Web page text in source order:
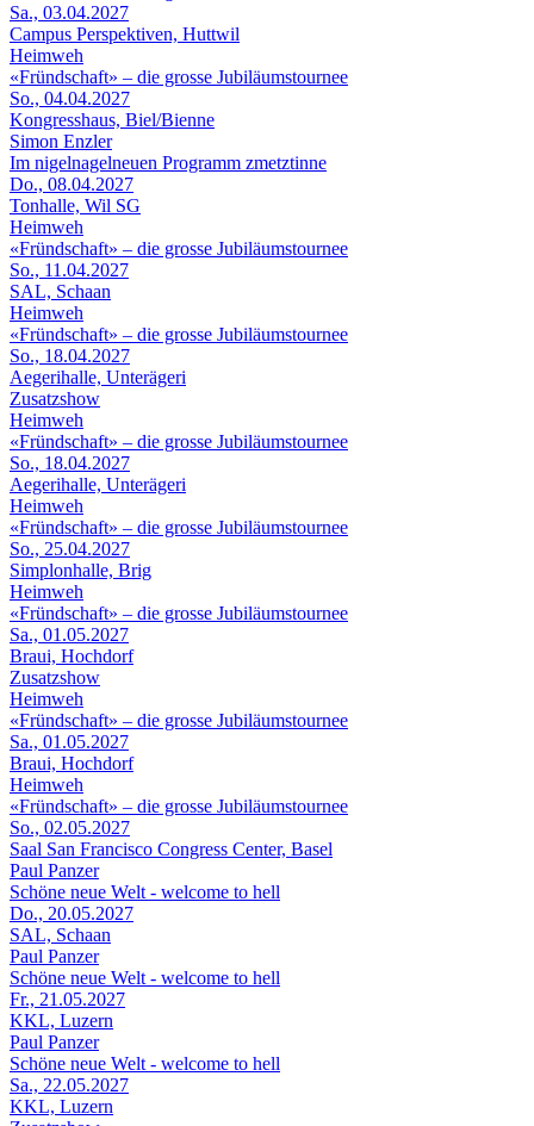
Sa., 03.04.2027
Campus Perspektiven, Huttwil
Heimweh
«Fründschaft» – die grosse Jubiläumstournee
So., 04.04.2027
Kongresshaus, Biel/Bienne
Simon Enzler
Im nigelnagelneuen Programm zmetztinne
Do., 08.04.2027
Tonhalle, Wil SG
Heimweh
«Fründschaft» – die grosse Jubiläumstournee
So., 11.04.2027
SAL, Schaan
Heimweh
«Fründschaft» – die grosse Jubiläumstournee
So., 18.04.2027
Aegerihalle, Unterägeri
Zusatzshow
Heimweh
«Fründschaft» – die grosse Jubiläumstournee
So., 18.04.2027
Aegerihalle, Unterägeri
Heimweh
«Fründschaft» – die grosse Jubiläumstournee
So., 25.04.2027
Simplonhalle, Brig
Heimweh
«Fründschaft» – die grosse Jubiläumstournee
Sa., 01.05.2027
Braui, Hochdorf
Zusatzshow
Heimweh
«Fründschaft» – die grosse Jubiläumstournee
Sa., 01.05.2027
Braui, Hochdorf
Heimweh
«Fründschaft» – die grosse Jubiläumstournee
So., 02.05.2027
Saal San Francisco Congress Center, Basel
Paul Panzer
Schöne neue Welt - welcome to hell
Do., 20.05.2027
SAL, Schaan
Paul Panzer
Schöne neue Welt - welcome to hell
Fr., 21.05.2027
KKL, Luzern
Paul Panzer
Schöne neue Welt - welcome to hell
Sa., 22.05.2027
KKL, Luzern